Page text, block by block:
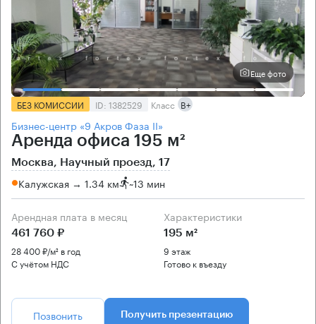
Еще фото
БЕЗ КОМИССИИ ID: 1382529 Класс B+
Бизнес-центр «9 Акров Фаза II»
Аренда офиса 195 м²
Москва, Научный проезд, 17
Калужская → 1.34 км ~13 мин
Арендная плата в месяц
461 760 ₽
28 400 ₽/м² в год
С учётом НДС
Характеристики
195 м²
9 этаж
Готово к въезду
Позвонить Получить презентацию